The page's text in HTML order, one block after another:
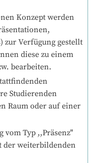
Konzept werden
zur Verfügung gestellt
diese zu einem
bearbeiten.
Studierenden
Raum oder auf einer
vom Typ ,,Präsenz"
der weiterbildenden